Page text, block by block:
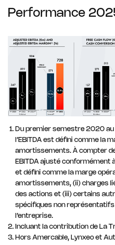
Performance
Du premier semestre 2020
l’EBITDA est défini comme la
amortissements. À compter
EBITDA ajusté conformément
et défini comme la marge
amortissements, (ii) charges
des actions et (iii) certains
spécifiques non
l’entreprise.
Incluant la contribution de La
Hors Amercable, Lynxeo et